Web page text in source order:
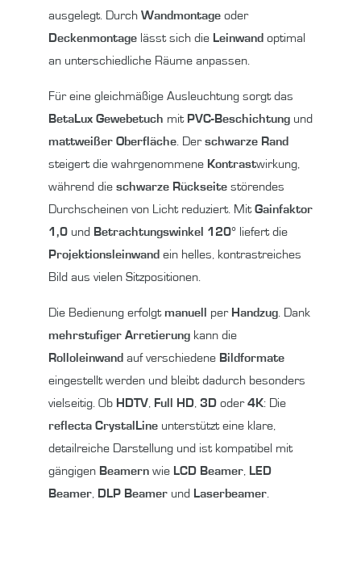
ausgelegt. Durch Wandmontage oder
Deckenmontage lässt sich die Leinwand optimal
an unterschiedliche Räume anpassen.
Für eine gleichmäßige Ausleuchtung sorgt das
BetaLux Gewebetuch mit PVC-Beschichtung und
mattweißer Oberfläche . Derschwarze Rand
steigert die wahrgenommene Kontrastwirkung,
während die schwarze Rückseite störendes
Durchscheinen von Licht reduziert. MitGainfaktor
1,0 und Betrachtungswinkel 120° liefert die
Projektionsleinwand ein helles, kontrastreiches
Bild aus vielen Sitzpositionen.
Die Bedienung erfolgt manuell per Handzug . Dank
mehrstufiger Arretierung kann die
Rolloleinwand auf verschiedene Bildformate
eingestellt werden und bleibt dadurch besonders
vielseitig. Ob HDTV Full HD 3D oder4K: Die
reflecta CrystalLine unterstützt eine klare,
detailreiche Darstellung und ist kompatibel mit
gängigen Beamern wie LCD Beamer
LED
Beamer
DLP Beamer und Laserbeamer